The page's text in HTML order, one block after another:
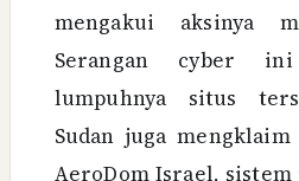
mengakui aksinya
Serangan cyber ini
lumpuhnya situs
Sudan juga
AeroDom Israel,